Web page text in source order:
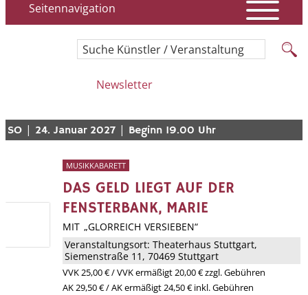
Seitennavigation
Suche Künstler / Veranstaltung
Newsletter
SO | 24. Januar 2027 | Beginn 19.00 Uhr
MUSIKKABARETT
DAS GELD LIEGT AUF DER
FENSTERBANK, MARIE
MIT „GLORREICH VERSIEBEN“
Veranstaltungsort:Theaterhaus Stuttgart,
Siemenstraße 11, 70469 Stuttgart
VVK25,00 €/ VVK ermäßigt 20,00 € zzgl. Gebühren
AK 29,50 € / AK ermäßigt 24,50 € inkl. Gebühren